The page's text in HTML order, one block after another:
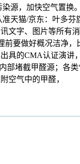
源，加快空气置换
天猫/京东：叶多芬
文字、图片等所有
前要做好概况洁净，
具的CMA认证演讲
部堵截甲醛源；各类
空气中的甲醛，